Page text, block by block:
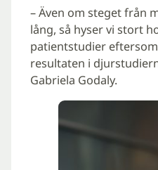
– Även om steget från
lång, så hyser vi stort
patientstudier
resultaten i
Gabriela Godaly.